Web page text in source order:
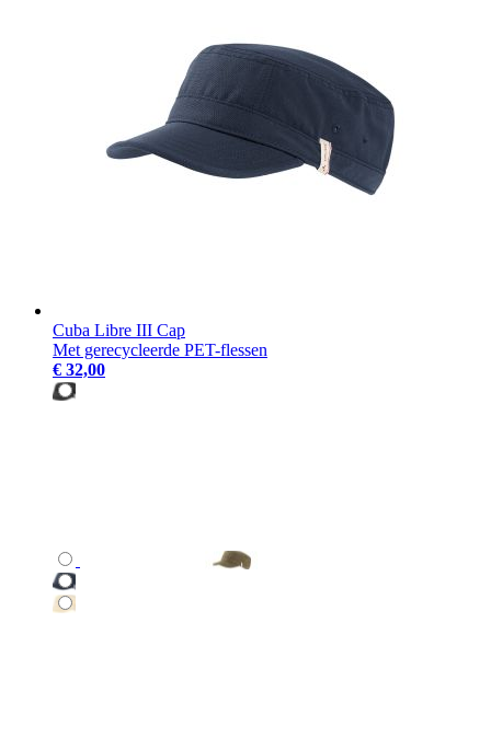
Cuba Libre III Cap
Met gerecycleerde PET-flessen
€ 32,00